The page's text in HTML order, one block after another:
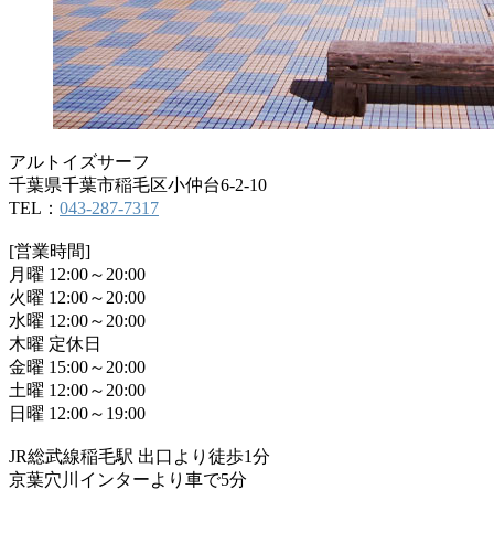
アルトイズサーフ
千葉県千葉市稲毛区小仲台6-2-10
TEL： 043-287-7317
[営業時間]
月曜 12:00～20:00
火曜 12:00～20:00
水曜 12:00～20:00
木曜 定休日
金曜 15:00～20:00
土曜 12:00～20:00
日曜 12:00～19:00
JR総武線稲毛駅 出口より徒歩1分
京葉穴川インターより車で5分